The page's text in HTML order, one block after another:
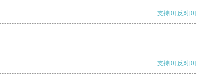
支持[0] 反对[0]
支持[0] 反对[0]